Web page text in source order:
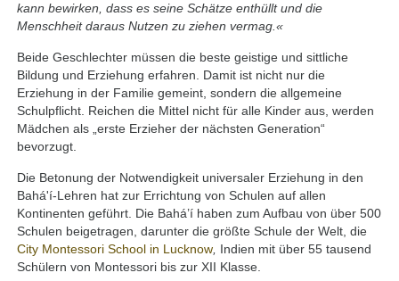
kann bewirken, dass es seine Schätze enthüllt und die
Menschheit daraus Nutzen zu ziehen vermag.«
Beide Geschlechter müssen die beste geistige und sittliche
Bildung und Erziehung erfahren. Damit ist nicht nur die
Erziehung in der Familie gemeint, sondern die allgemeine
Schulpflicht. Reichen die Mittel nicht für alle Kinder aus, werden
Mädchen als „erste Erzieher der nächsten Generation“
bevorzugt.
Die Betonung der Notwendigkeit universaler Erziehung in den
Bahá'í-Lehren hat zur Errichtung von Schulen auf allen
Kontinenten geführt. Die Bahá’í haben zum Aufbau von über 500
Schulen beigetragen, darunter die größte Schule der Welt, die
City Montessori School in Lucknow Indien mit über 55 tausend
Schülern von Montessori bis zur XII Klasse.